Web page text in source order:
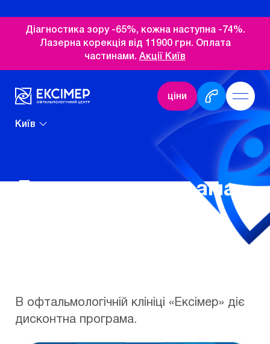
Діагностика зору -65%, кожна наступна -74%.
Лазерна корекція від 11900 грн. Оплата
частинами. Акції Київ
ціни
Київ
Дисконтна програма
В офтальмологічній клініці «Ексімер» діє
дисконтна програма.